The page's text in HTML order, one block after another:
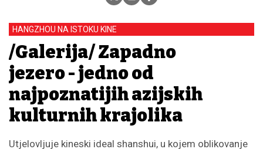
HANGZHOU NA ISTOKU KINE
/Galerija/ Zapadno
jezero - jedno od
najpoznatijih azijskih
kulturnih krajolika
Utjelovljuje kineski ideal shanshui, u kojem oblikovanje